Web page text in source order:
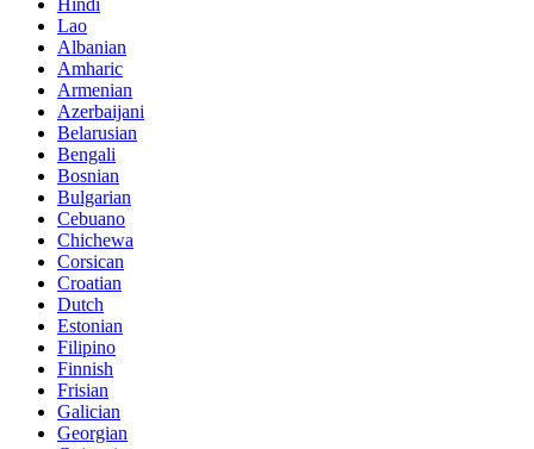
Hindi
Lao
Albanian
Amharic
Armenian
Azerbaijani
Belarusian
Bengali
Bosnian
Bulgarian
Cebuano
Chichewa
Corsican
Croatian
Dutch
Estonian
Filipino
Finnish
Frisian
Galician
Georgian